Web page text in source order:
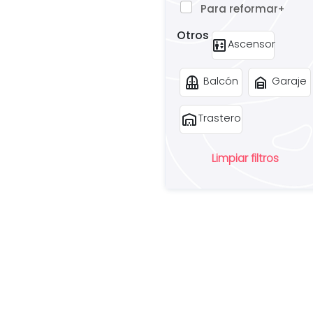
Para reformar+
Otros
elevatorAscensor
balcony Balcón garage_home Garaje
warehouseTrastero
Limpiar filtros